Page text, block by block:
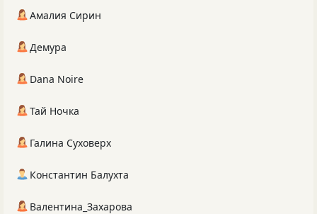
Амалия Сирин
Демура
Dana Noire
Тай Ночка
Галина Суховерх
Константин Балухта
Валентина_Захарова